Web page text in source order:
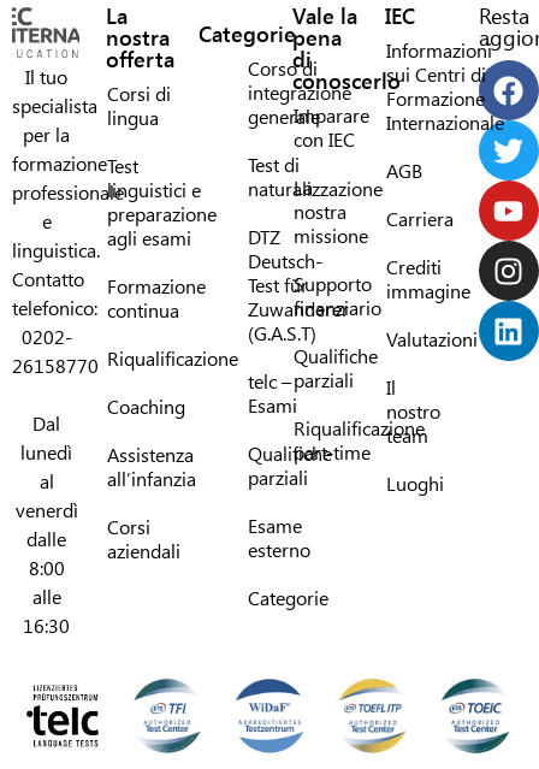
Il tuo
specialista
per la
formazione
professionale
e
linguistica.
Contatto
telefonico:
0202-
26158770
Dal
lunedì
al
venerdì
dalle
8:00
alle
16:30
La
nostra
offerta
Corsi di
lingua
Test
linguistici e
preparazione
agli esami
Formazione
continua
Riqualificazione
Coaching
Assistenza
all’infanzia
Corsi
aziendali
Categorie
Corso di
integrazione
generale
Test di
naturalizzazione
DTZ
Deutsch-
Test für
Zuwanderer
(G.A.S.T)
telc –
Esami
Qualifiche
parziali
Esame
esterno
Categorie
Vale la
pena
di
conoscerlo
Imparare
con IEC
La
nostra
missione
Supporto
finanziario
Qualifiche
parziali
Riqualificazione
part-time
IEC
Informazioni
sui Centri di
Formazione
Internazionale
AGB
Carriera
Crediti
immagine
Valutazioni
Il
nostro
team
Luoghi
Resta